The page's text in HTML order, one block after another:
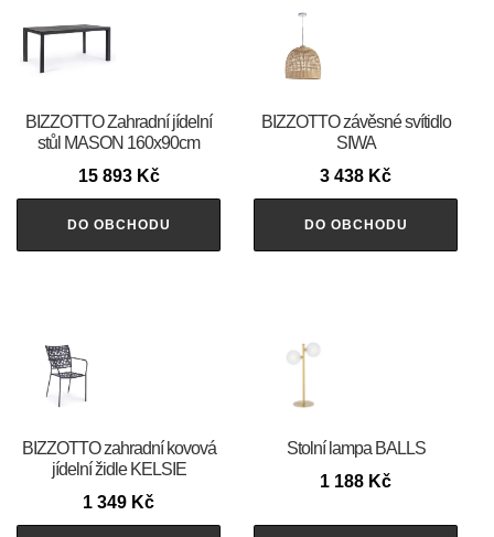
BIZZOTTO Zahradní jídelní
stůl MASON 160x90cm
15 893 Kč
DO OBCHODU
BIZZOTTO závěsné svítidlo
SIWA
3 438 Kč
DO OBCHODU
BIZZOTTO zahradní kovová
jídelní židle KELSIE
1 349 Kč
Stolní lampa BALLS
1 188 Kč